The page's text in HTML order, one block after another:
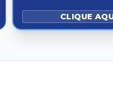
CLIQUE